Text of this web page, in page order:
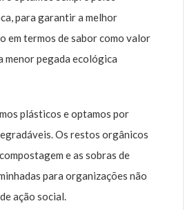
para garantir a melhor
em termos de sabor como valor
menor pegada ecológica
plásticos e optamos por
Os restos orgânicos
e as sobras de
para organizações não
ação social.